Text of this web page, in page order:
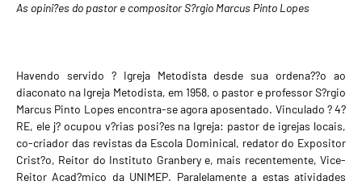
As opini?es do pastor e compositor S?rgio Marcus Pinto Lopes
Havendo servido ? Igreja Metodista desde sua ordena??o ao
diaconato na Igreja Metodista, em 1958, o pastor e professor S?rgio
Marcus Pinto Lopes encontra-se agora aposentado. Vinculado ? 4?
RE, ele j? ocupou v?rias posi?es na Igreja: pastor de igrejas locais,
co-criador das revistas da Escola Dominical, redator do Expositor
Crist?o, Reitor do Instituto Granbery e, mais recentemente, Vice-
Reitor Acad?mico da UNIMEP. Paralelamente a estas atividades